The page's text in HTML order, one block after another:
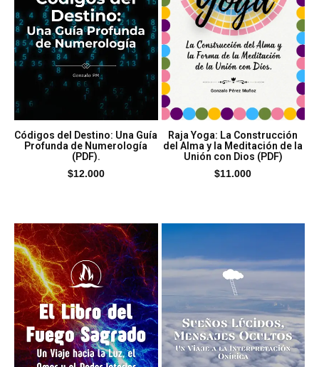
Códigos del Destino: Una Guía
Profunda de Numerología
(PDF).
$12.000
Raja Yoga: La Construcción
del Alma y la Meditación de la
Unión con Dios (PDF)
$11.000